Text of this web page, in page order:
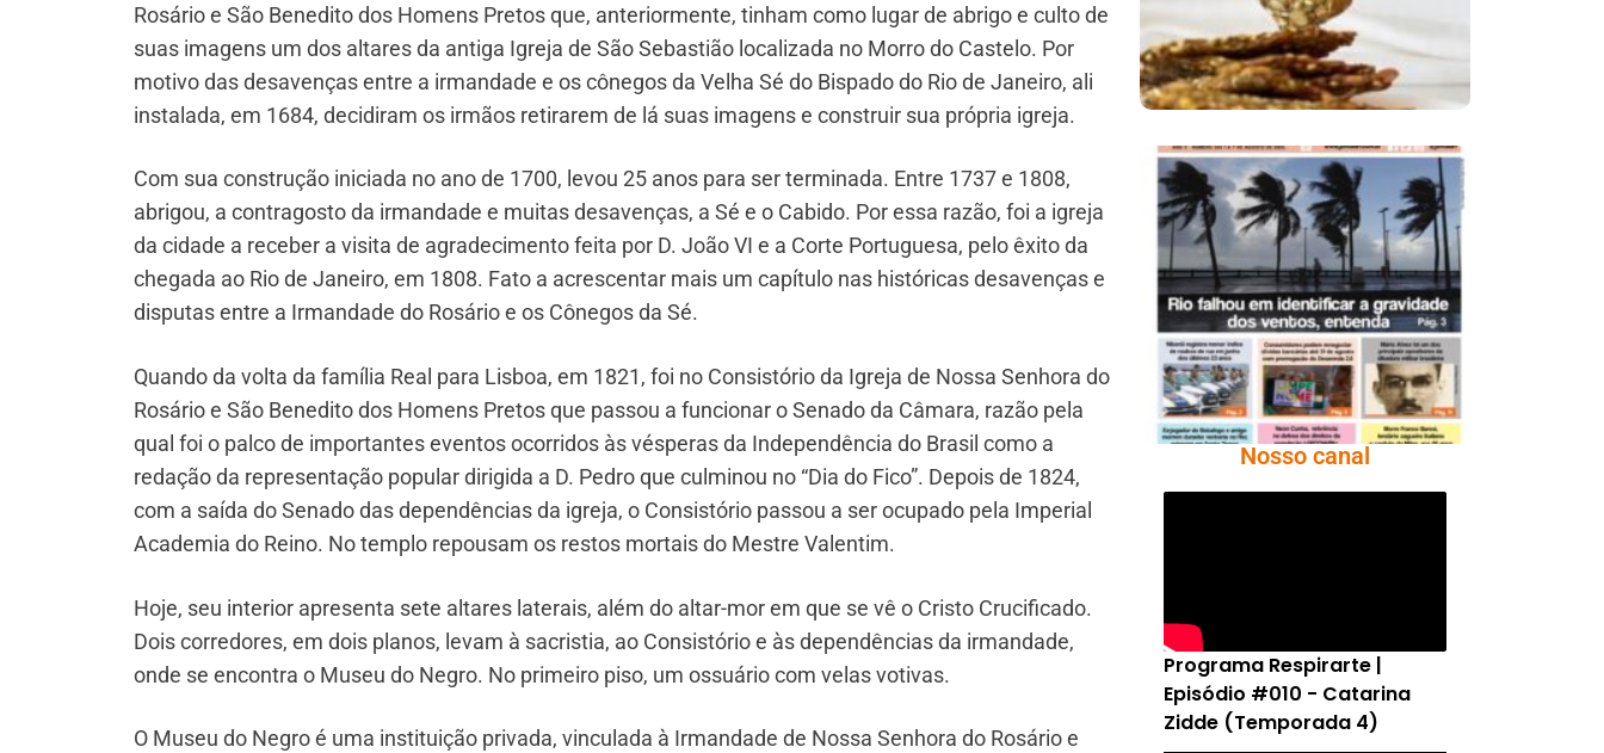
Rosário e São Benedito dos Homens Pretos que, anteriormente, tinham como lugar de abrigo e culto de
suas imagens um dos altares da antiga Igreja de São Sebastião localizada no Morro do Castelo. Por
motivo das desavenças entre a irmandade e os cônegos da Velha Sé do Bispado do Rio de Janeiro, ali
instalada, em 1684, decidiram os irmãos retirarem de lá suas imagens e construir sua própria igreja.
Com sua construção iniciada no ano de 1700, levou 25 anos para ser terminada. Entre 1737 e 1808,
abrigou, a contragosto da irmandade e muitas desavenças, a Sé e o Cabido. Por essa razão, foi a igreja
da cidade a receber a visita de agradecimento feita por D. João VI e a Corte Portuguesa, pelo êxito da
chegada ao Rio de Janeiro, em 1808. Fato a acrescentar mais um capítulo nas históricas desavenças e
disputas entre a Irmandade do Rosário e os Cônegos da Sé.
Quando da volta da família Real para Lisboa, em 1821, foi no Consistório da Igreja de Nossa Senhora do
Rosário e São Benedito dos Homens Pretos que passou a funcionar o Senado da Câmara, razão pela
qual foi o palco de importantes eventos ocorridos às vésperas da Independência do Brasil como a
redação da representação popular dirigida a D. Pedro que culminou no “Dia do Fico”. Depois de 1824,
com a saída do Senado das dependências da igreja, o Consistório passou a ser ocupado pela Imperial
Academia do Reino. No templo repousam os restos mortais do Mestre Valentim.
Hoje, seu interior apresenta sete altares laterais, além do altar-mor em que se vê o Cristo Crucificado.
Dois corredores, em dois planos, levam à sacristia, ao Consistório e às dependências da irmandade,
onde se encontra o Museu do Negro. No primeiro piso, um ossuário com velas votivas.
O Museu do Negro é uma instituição privada, vinculada à Irmandade de Nossa Senhora do Rosário e
Ano X – Número 366
01 A 07 De Agosto De
2026
Nosso canal
Programa Respirarte |
Episódio #010 - Catarina
Zidde (Temporada 4)